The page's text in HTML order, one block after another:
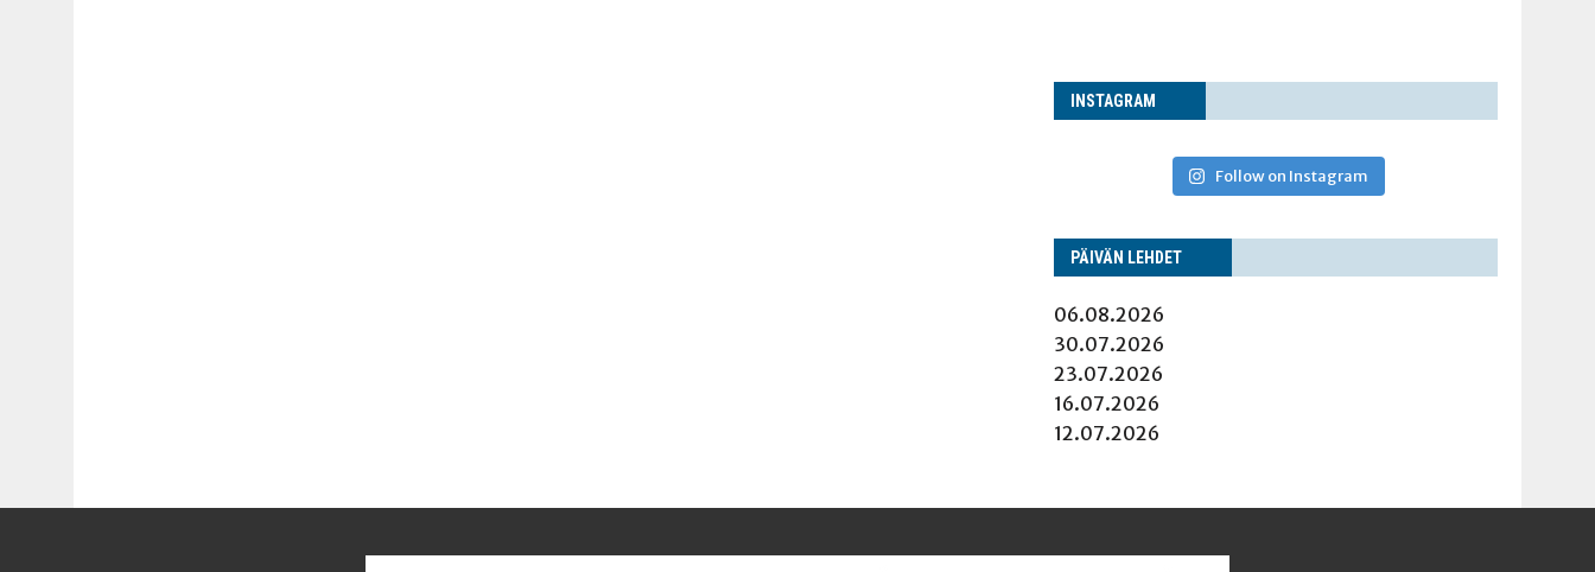
INS­TA­GRAM
Follow on Instagram
PÄI­VÄN LEHDET
06.08.2026
30.07.2026
23.07.2026
16.07.2026
12.07.2026